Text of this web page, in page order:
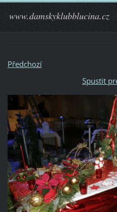
www.damskyklubblucina.cz
Předchozí
Spustit